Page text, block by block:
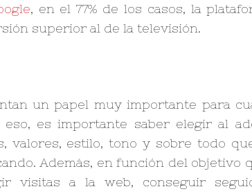
, en el 77% de los casos, la
superior al de la televisión.
un papel muy importante para
eso, es importante saber elegir al
valores, estilo, tono y sobre todo
Además, en función del objetivo
visitas a la web, conseguir